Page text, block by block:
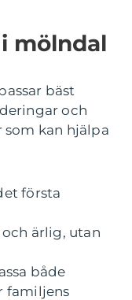
mölndal
bäst
och
som kan hjälpa
första
ärlig, utan
både
familjens